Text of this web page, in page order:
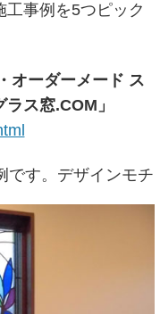
事例を5つピック
オーダーメード ス
ス窓.COM」
です。デザインモチ